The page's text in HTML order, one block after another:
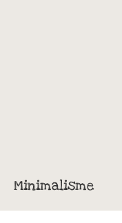
Minimalisme